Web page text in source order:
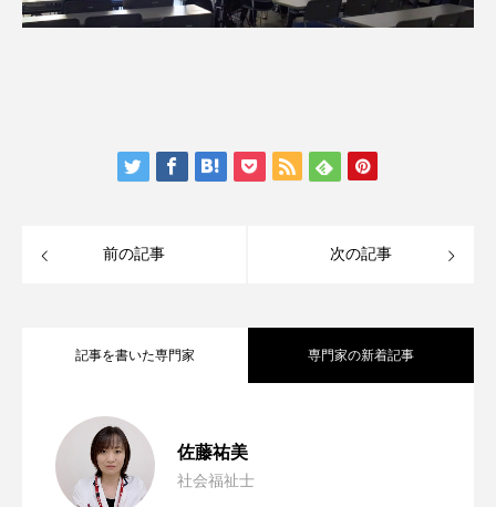
前の記事 次の記事
記事を書いた専門家 専門家の新着記事
佐藤祐美
社会福祉士
2026.01.07